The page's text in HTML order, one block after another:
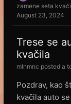
zamene seta
August 23, 2024
Trese se
kvačila
mlnmnc posted a
Pozdrav, kao
kvačila auto